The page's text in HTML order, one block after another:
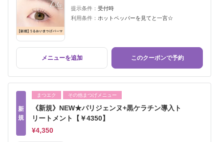
提示条件： 受付時
利用条件： ホットペッパーを見てと一言☆
メニューを追加 このクーポンで予約
新
規
まつエク その他まつげメニュー
《新規》NEW★パリジェンヌ+黒ケラチン導入ト
リートメント【￥4350】
¥4,350